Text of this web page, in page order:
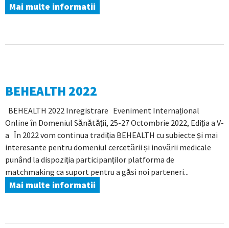
Mai multe informatii
BEHEALTH 2022
BEHEALTH 2022 Inregistrare Eveniment Internațional
Online în Domeniul Sănătății, 25-27 Octombrie 2022, Ediția a V-
a În 2022 vom continua tradiția BEHEALTH cu subiecte și mai
interesante pentru domeniul cercetării și inovării medicale
punând la dispoziția participanților platforma de
matchmaking ca suport pentru a găsi noi parteneri...
Mai multe informatii